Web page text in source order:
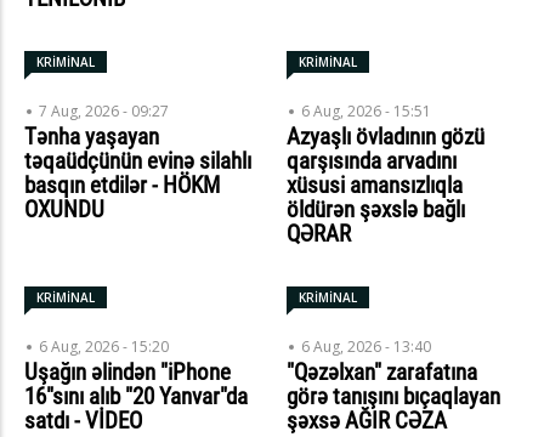
KRİMİNAL
7 Aug, 2026 - 09:27
Tənha yaşayan
təqaüdçünün evinə silahlı
basqın etdilər - HÖKM
OXUNDU
KRİMİNAL
6 Aug, 2026 - 15:51
Azyaşlı övladının gözü
qarşısında arvadını
xüsusi amansızlıqla
öldürən şəxslə bağlı
QƏRAR
KRİMİNAL
6 Aug, 2026 - 15:20
Uşağın əlindən "iPhone
16"sını alıb "20 Yanvar"da
satdı - VİDEO
KRİMİNAL
6 Aug, 2026 - 13:40
"Qəzəlxan" zarafatına
görə tanışını bıçaqlayan
şəxsə AĞIR CƏZA